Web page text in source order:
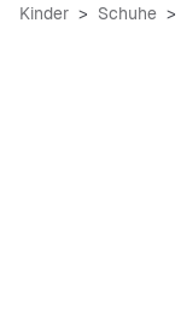
Kinder Schuhe